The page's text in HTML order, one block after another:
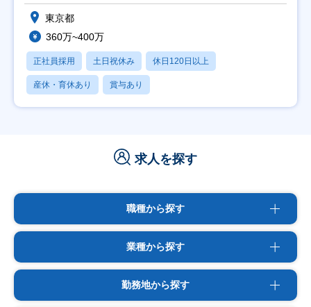
東京都
360万~400万
正社員採用 土日祝休み 休日120日以上
産休・育休あり 賞与あり
求人を探す
職種から探す
業種から探す
勤務地から探す